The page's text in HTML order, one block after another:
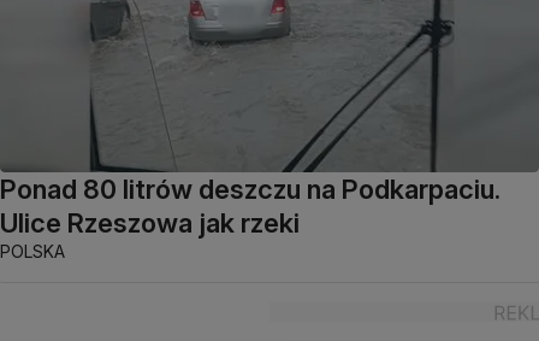
Ponad 80 litrów deszczu na Podkarpaciu.
Ulice Rzeszowa jak rzeki
POLSKA